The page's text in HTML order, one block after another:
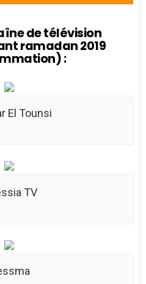
de télévision
ramadan 2019
:
El Tounsi
TV